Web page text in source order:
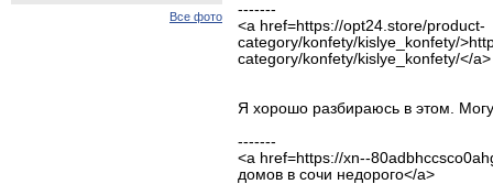
Все фото
-------
<a href=https://opt24.store/product-
category/konfety/kislye_konfety/
category/konfety/kislye_konfety/</a>
Я хорошо разбираюсь в этом.
-------
<a href=https://xn--
домов в сочи недорого</a>